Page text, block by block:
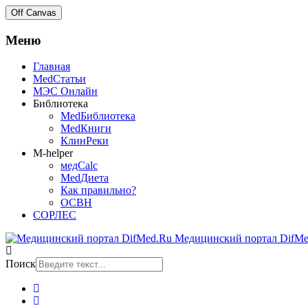
Off Canvas
Меню
Главная
MedСтатьи
МЭС Онлайн
Библиотека
MedБиблиотека
MedКниги
КлинРеки
M-helper
медCalc
MedДиета
Как правильно?
ОСВН
СОРЛЕС
Медицинский портал
Поиск